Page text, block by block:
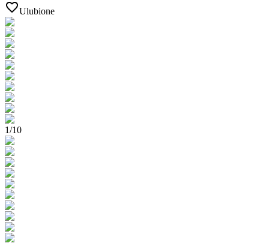
Ulubione
1/10